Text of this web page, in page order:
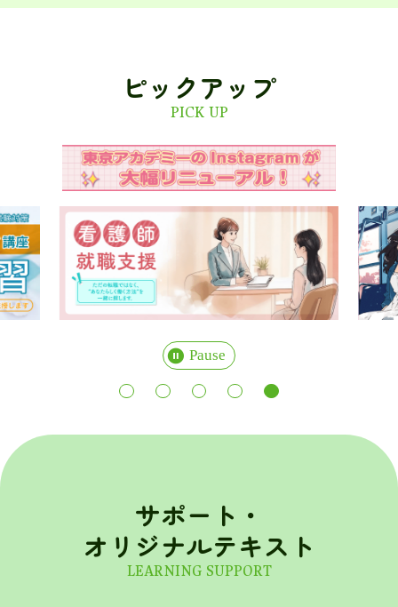
ピックアップ
PICK UP
Pause
サポート・
オリジナルテキスト
LEARNING SUPPORT